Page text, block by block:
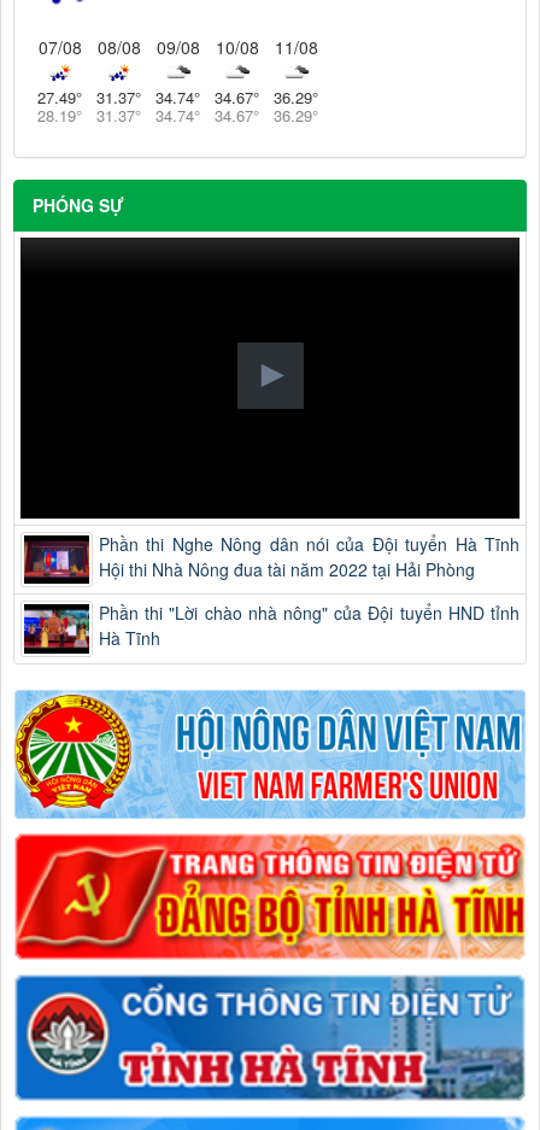
07/08
27.49°
28.19°
08/08
31.37°
31.37°
09/08
34.74°
34.74°
10/08
34.67°
34.67°
11/08
36.29°
36.29°
PHÓNG SỰ
Phần thi Nghe Nông dân nói của Đội tuyển Hà Tĩnh
Hội thi Nhà Nông đua tài năm 2022 tại Hải Phòng
Phần thi "Lời chào nhà nông" của Đội tuyển HND tỉnh
Hà Tĩnh